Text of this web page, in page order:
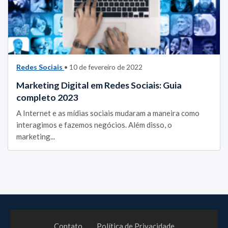
Redes Sociais • 10 de fevereiro de 2022
Marketing Digital em Redes Sociais: Guia
completo 2023
A Internet e as mídias sociais mudaram a maneira como
interagimos e fazemos negócios. Além disso, o
marketing...
Contato Política de Privacidade